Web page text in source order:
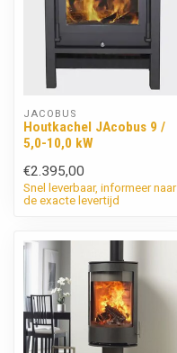
JACOBUS
Houtkachel JAcobus 9 /
5,0-10,0 kW
€2.395,00
Snel leverbaar, informeer naar
de exacte levertijd